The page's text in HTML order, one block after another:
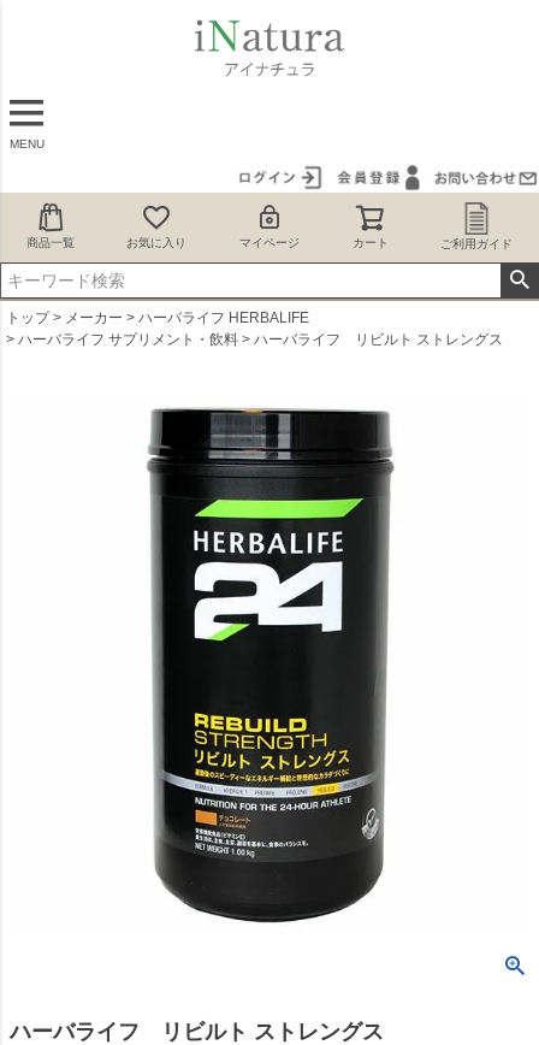
MENU
商品一覧 お気に入り マイページ カート ご利用ガイド
トップ メーカー
ハーバライフ HERBALIFE
ハーバライフ サプリメント・飲料
ハーバライフ リビルト ストレングス
ハーバライフ リビルト ストレングス